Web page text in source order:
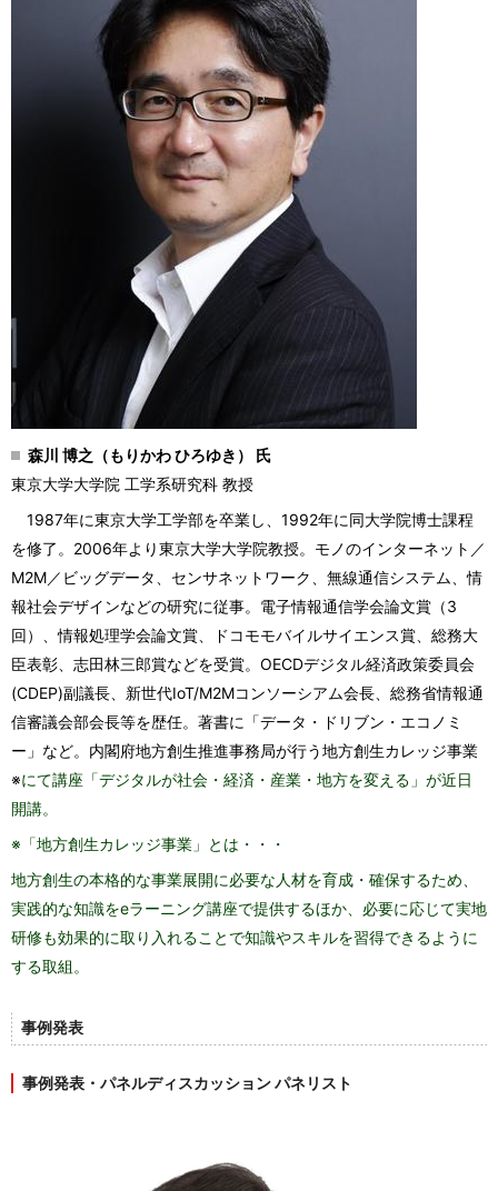
森川 博之（もりかわ ひろゆき） 氏
東京大学大学院 工学系研究科 教授
1987年に東京大学工学部を卒業し、 1992年に同大学院博士課程
を修了。 2006年より東京大学大学院教授。モノのインターネット／
M2M／ビッグデータ、センサネットワーク、無線通信システム、情
報社会デザインなどの研究に従事。電子情報通信学会論文賞（3
回）、情報処理学会論文賞、ドコモモバイルサイエンス賞、総務大
臣表彰、志田林三郎賞などを受賞。 OECDデジタル経済政策委員会
(CDEP)副議長、新世代IoT/M2Mコンソーシアム会長、総務省情報通
信審議会部会長等を歴任。著書に「データ・ドリブン・エコノミ
ー」など。 内閣府地方創生推進事務局が行う地方創生カレッジ事業
※にて講座「デジタルが社会・経済・産業・地方を変える」が近日
開講。
※「地方創生カレッジ事業」とは・・・
地方創生の本格的な事業展開に必要な人材を育成・確保するため、
実践的な知識をeラーニング講座で提供するほか、必要に応じて実地
研修も効果的に取り入れることで知識やスキルを習得できるように
する取組。
事例発表
事例発表・パネルディスカッション パネリスト